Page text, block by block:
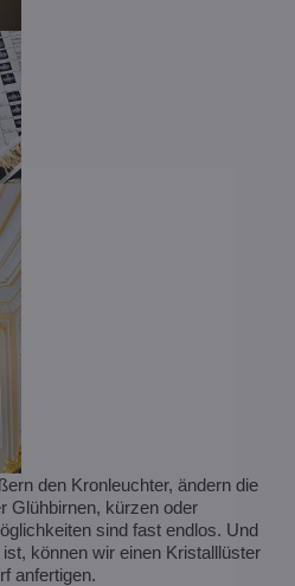
den Kronleuchter, ändern die
Glühbirnen, kürzen oder
sind fast endlos. Und
können wir einen Kristalllüster
anfertigen.